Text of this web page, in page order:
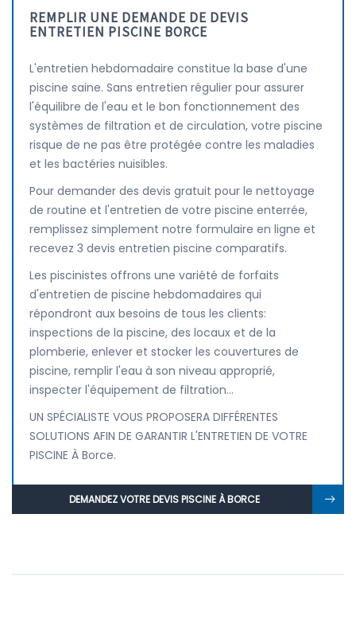
REMPLIR UNE DEMANDE DE DEVIS
ENTRETIEN PISCINE BORCE
L'entretien hebdomadaire constitue la base d'une
piscine saine. Sans entretien régulier pour assurer
l'équilibre de l'eau et le bon fonctionnement des
systèmes de filtration et de circulation, votre piscine
risque de ne pas être protégée contre les maladies
et les bactéries nuisibles.
Pour demander des devis gratuit pour le nettoyage
de routine et l'entretien de votre piscine enterrée,
remplissez simplement notre formulaire en ligne et
recevez 3 devis entretien piscine comparatifs.
Les piscinistes offrons une variété de forfaits
d'entretien de piscine hebdomadaires qui
répondront aux besoins de tous les clients:
inspections de la piscine, des locaux et de la
plomberie, enlever et stocker les couvertures de
piscine, remplir l'eau à son niveau approprié,
inspecter l'équipement de filtration...
UN SPÉCIALISTE VOUS PROPOSERA DIFFÉRENTES
SOLUTIONS AFIN DE GARANTIR L'ENTRETIEN DE VOTRE
PISCINE À Borce.
DEMANDEZ VOTRE DEVIS PISCINE À BORCE